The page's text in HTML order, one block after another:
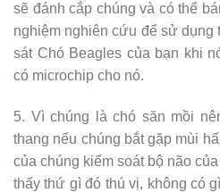
sẽ đánh cắp chúng và có thể
nghiệm nghiên cứu để sử dụng
sát Chó Beagles của bạn khi
có microchip cho nó.
5. Vì chúng là chó săn mồi
thang nếu chúng bắt gặp mùi
của chúng kiểm soát bộ não
thấy thứ gì đó thú vị, không có